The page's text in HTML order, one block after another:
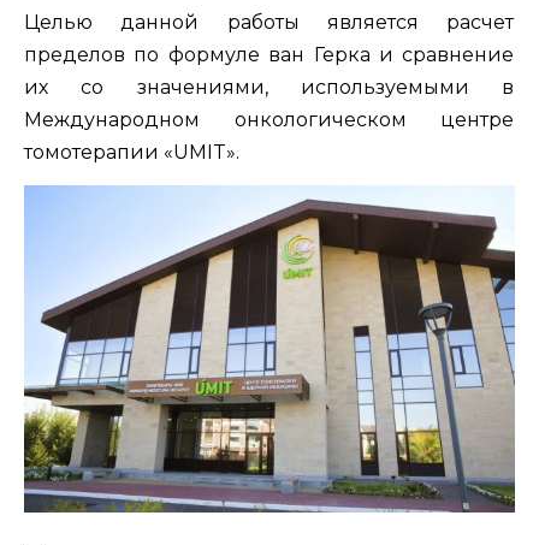
Целью данной работы является расчет
пределов по формуле ван Герка и сравнение
их со значениями, используемыми в
Международном онкологическом центре
томотерапии «UMIT».